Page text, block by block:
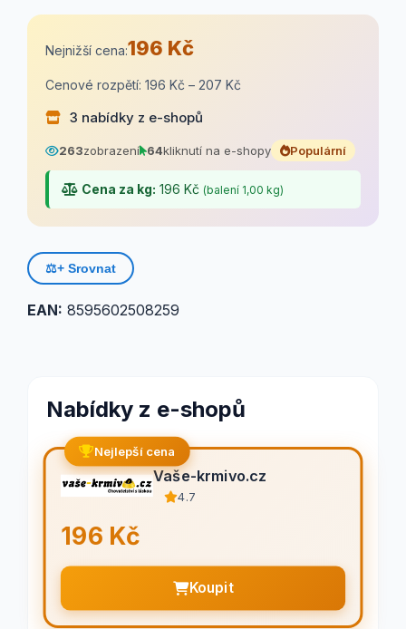
Nejnižší cena:196 Kč
Cenové rozpětí: 196 Kč – 207 Kč
3 nabídky z e-shopů
263zobrazení 64kliknutí na e-shopy Populární
Cena za kg: 196 Kč (balení 1,00 kg)
⚖️+ Srovnat
EAN: 8595602508259
Nabídky z e-shopů
Nejlepší cena
Vaše-krmivo.cz
4.7
196 Kč
Koupit